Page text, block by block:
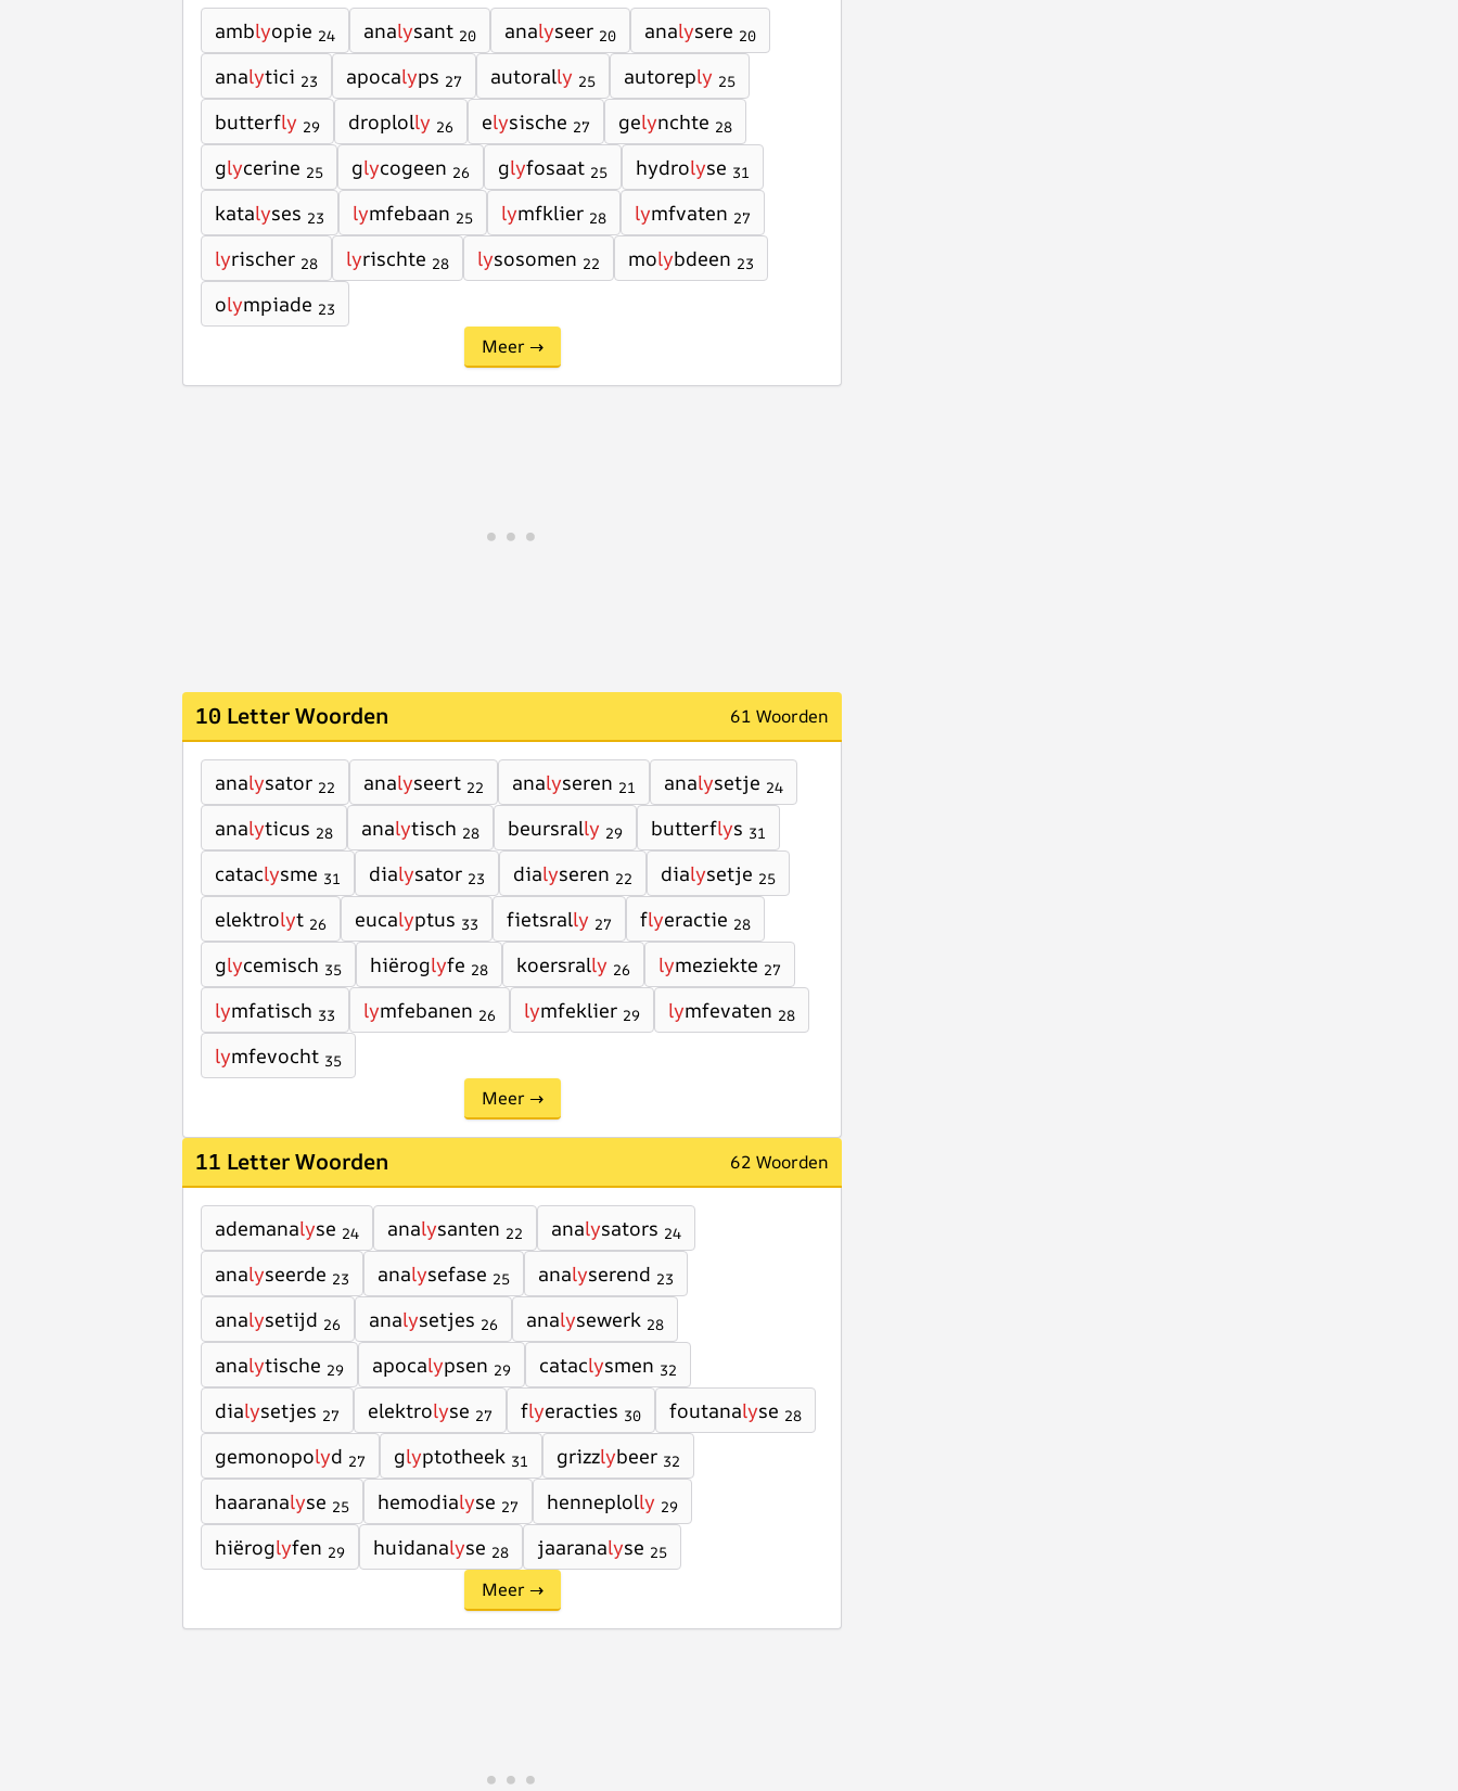
amblyopie 24 analysant 20 analyseer 20 analysere 20
analytici 23 apocalyps 27 autorally 25 autoreply 25
butterfly 29 droplolly 26 elysische 27 gelynchte 28
glycerine 25 glycogeen 26 glyfosaat 25 hydrolyse 31
katalyses 23 lymfebaan 25 lymfklier 28 lymfvaten 27
lyrischer 28 lyrischte 28 lysosomen 22 molybdeen 23
olympiade 23
Meer →
10 Letter Woorden 61 Woorden
analysator 22 analyseert 22 analyseren 21 analysetje 24
analyticus 28 analytisch 28 beursrally 29 butterflys 31
cataclysme 31 dialysator 23 dialyseren 22 dialysetje 25
elektrolyt 26 eucalyptus 33 fietsrally 27 flyeractie 28
glycemisch 35 hiëroglyfe 28 koersrally 26 lymeziekte 27
lymfatisch 33 lymfebanen 26 lymfeklier 29 lymfevaten 28
lymfevocht 35
Meer →
11 Letter Woorden 62 Woorden
ademanalyse 24 analysanten 22 analysators 24
analyseerde 23 analysefase 25 analyserend 23
analysetijd 26 analysetjes 26 analysewerk 28
analytische 29 apocalypsen 29 cataclysmen 32
dialysetjes 27 elektrolyse 27 flyeracties 30 foutanalyse 28
gemonopolyd 27 glyptotheek 31 grizzlybeer 32
haaranalyse 25 hemodialyse 27 henneplolly 29
hiëroglyfen 29 huidanalyse 28 jaaranalyse 25
Meer →